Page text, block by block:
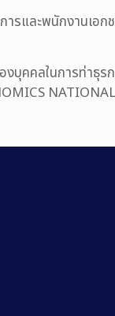
รและพนักงานเอ
บุคคลในการท่าธุร